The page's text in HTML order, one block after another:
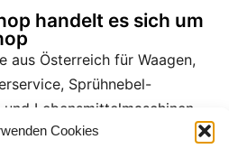
Cookies
handelt es sich um
aus Österreich für Waagen,
Sprühnebel-
Lebensmittelmaschinen.
A. Rauch GmbH richten sich